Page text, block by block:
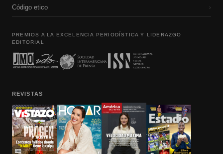
Código etico ›
PREMIOS A LA EXCELENCIA PERIODÍSTICA Y LIDERAZGO
EDITORIAL
REVISTAS